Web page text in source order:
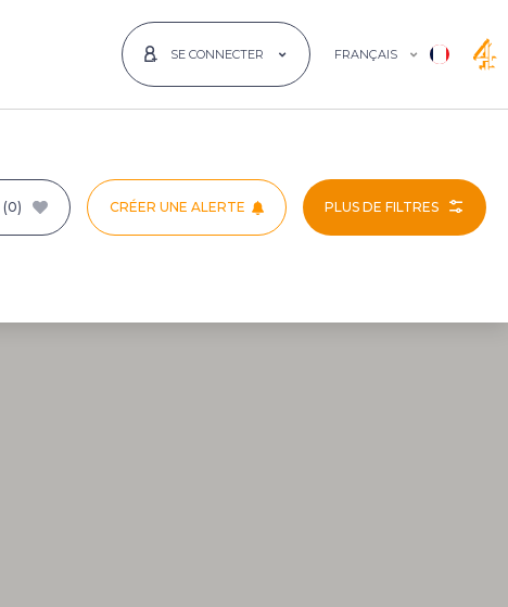
SE CONNECTER FRANÇAIS
(0) CRÉER UNE ALERTE PLUS DE FILTRES